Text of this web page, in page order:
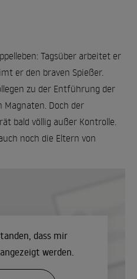
Tagsüber arbeitet er
er den braven Spießer.
zu der Entführung der
Magnaten. Doch der
bald völlig außer Kontrolle.
noch die Eltern von
dass mir
werden.